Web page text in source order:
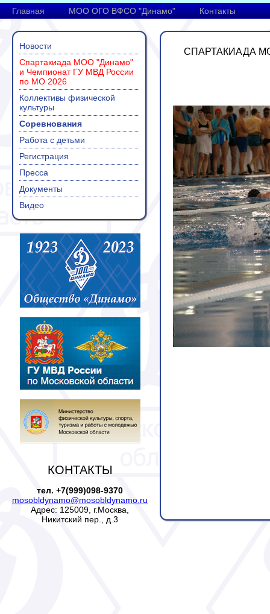
Главная МОО ОГО ВФСО "Динамо" Контакты
Новости
Спартакиада МОО "Динамо"
и Чемпионат ГУ МВД России
по МО 2026
Коллективы физической
культуры
Соревнования
Работа с детьми
Регистрация
Пресса
Документы
Видео
КОНТАКТЫ
тел. +7(999)098-9370
mosobldynamo@mosobldynamo.ru
Адрес: 125009, г.Москва,
Никитский пер., д.3
СПАРТАКИАДА